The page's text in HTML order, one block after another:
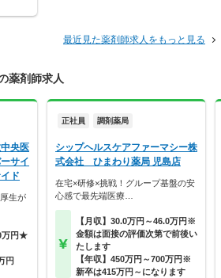
最近見た薬剤師求人をもっと見る
薬剤師求人
央医
サイ
ド
生が
万円★
円
正社員 調剤薬局
シップヘルスケアファーマシー株
式会社 ひまわり薬局 児島店
在宅×研修×挑戦！グループ基盤の安
心感で最先端医療…
【月収】30.0万円～46.0万円※
金額は面接の評価次第で前後い
たします
【年収】450万円～700万円※
新卒は415万円～になります